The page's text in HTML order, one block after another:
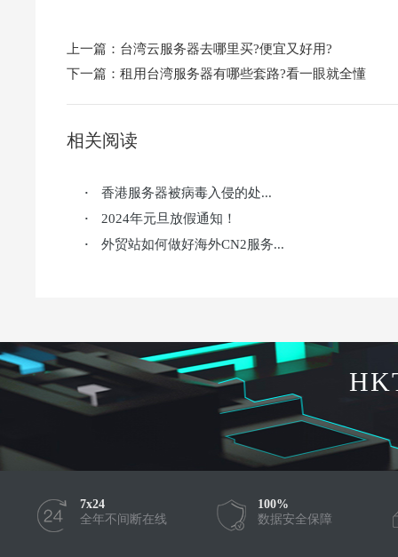
上一篇： 台湾云服务器去哪里买?便宜又好用?
下一篇： 租用台湾服务器有哪些套路?看一眼就全懂
相关阅读
· 香港服务器被病毒入侵的处...
· 2024年元旦放假通知！
· 外贸站如何做好海外CN2服务...
7x24
全年不间断在线
100%
数据安全保障